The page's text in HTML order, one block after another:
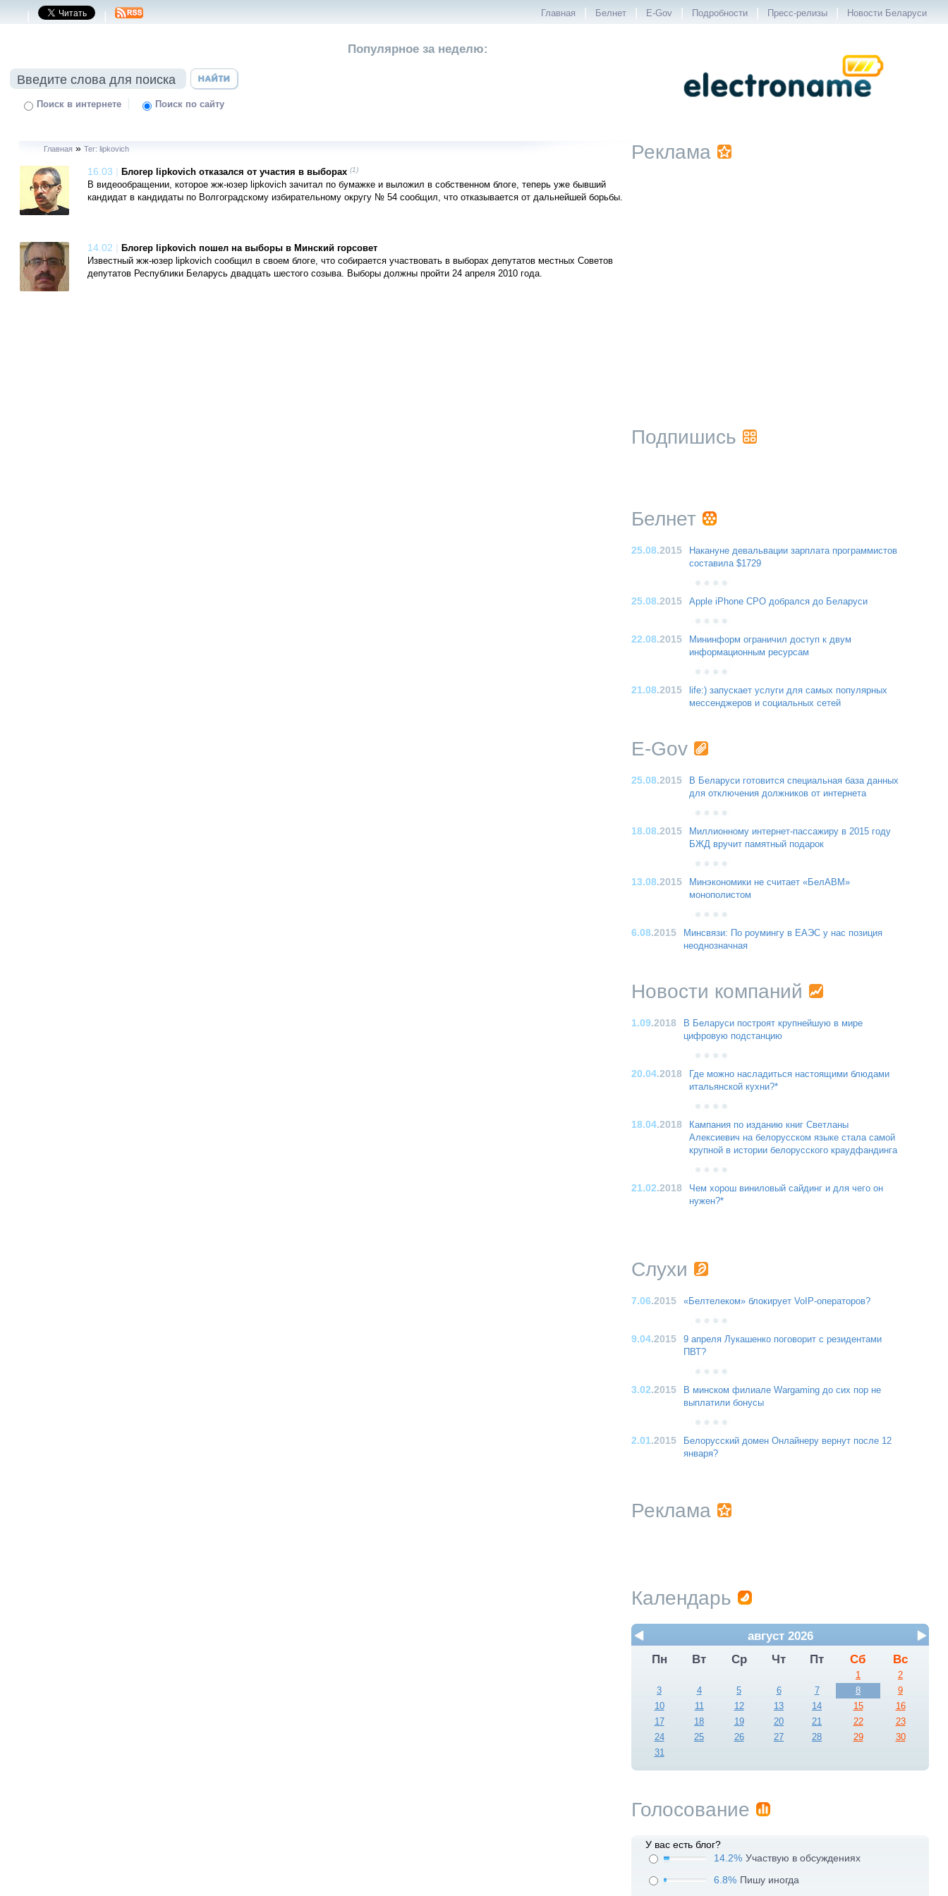
| | Главная | Белнет | E-Gov | Подробности | Пресс-релизы | Новости Беларуси
Поиск в интернете | Поиск по сайту
Популярное за неделю:
Главная » Тег: lipkovich
16.03 | Блогер lipkovich отказался от участия в выборах (1)
В видеообращении, которое жж-юзер lipkovich зачитал по бумажке и выложил в собственном блоге, теперь уже бывший
кандидат в кандидаты по Волгоградскому избирательному округу № 54 сообщил, что отказывается от дальнейшей борьбы.
14.02 | Блогер lipkovich пошел на выборы в Минский горсовет
Известный жж-юзер lipkovich сообщил в своем блоге, что собирается участвовать в выборах депутатов местных Советов
депутатов Республики Беларусь двадцать шестого созыва. Выборы должны пройти 24 апреля 2010 года.
Реклама
Подпишись
Белнет
25.08.2015
Накануне девальвации зарплата программистов
составила $1729
25.08.2015 Apple iPhone CPO добрался до Беларуси
22.08.2015
Мининформ ограничил доступ к двум
информационным ресурсам
21.08.2015
life:) запускает услуги для самых популярных
мессенджеров и социальных сетей
E-Gov
25.08.2015
В Беларуси готовится специальная база данных
для отключения должников от интернета
18.08.2015
Миллионному интернет-пассажиру в 2015 году
БЖД вручит памятный подарок
13.08.2015
Минэкономики не считает «БелАВМ»
монополистом
6.08.2015
Минсвязи: По роумингу в ЕАЭС у нас позиция
неоднозначная
Новости компаний
1.09.2018
В Беларуси построят крупнейшую в мире
цифровую подстанцию
20.04.2018
Где можно насладиться настоящими блюдами
итальянской кухни?*
18.04.2018
Кампания по изданию книг Светланы
Алексиевич на белорусском языке стала самой
крупной в истории белорусского краудфандинга
21.02.2018
Чем хорош виниловый сайдинг и для чего он
нужен?*
Слухи
7.06.2015 «Белтелеком» блокирует VoIP-операторов?
9.04.2015
9 апреля Лукашенко поговорит с резидентами
ПВТ?
3.02.2015
В минском филиале Wargaming до сих пор не
выплатили бонусы
2.01.2015
Белорусский домен Онлайнеру вернут после 12
января?
Реклама
Календарь
август 2026
Пн
Вт Ср Чт Пт Сб Вс
1
2
3
4 5 6 7 8
9
10
11 12 13 14 15
16
17
18 19 20 21 22
23
24
25 26 27 28 29
30
31
Голосование
У вас есть блог?
14.2% Участвую в обсуждениях
6.8% Пишу иногда